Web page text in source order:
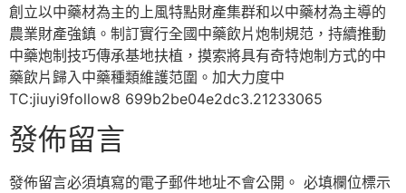
創立以中藥材為主的上風特點財產集群和以中藥材為主導的
農業財產強鎮。制訂實行全國中藥飲片炮制規范，持續推動
中藥炮制技巧傳承基地扶植，摸索將具有奇特炮制方式的中
藥飲片歸入中藥種類維護范圍。加大力度中
TC:jiuyi9follow8 699b2be04e2dc3.21233065
發佈留言
發佈留言必須填寫的電子郵件地址不會公開。 必填欄位標示